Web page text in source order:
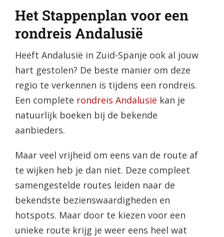
Het Stappenplan voor een
rondreis Andalusië
Heeft Andalusië in Zuid-Spanje ook al jouw
hart gestolen? De beste manier om deze
regio te verkennen is tijdens een rondreis.
Een complete rondreis Andalusië kan je
natuurlijk boeken bij de bekende
aanbieders.
Maar veel vrijheid om eens van de route af
te wijken heb je dan niet. Deze compleet
samengestelde routes leiden naar de
bekendste bezienswaardigheden en
hotspots. Maar door te kiezen voor een
unieke route krijg je weer eens heel wat